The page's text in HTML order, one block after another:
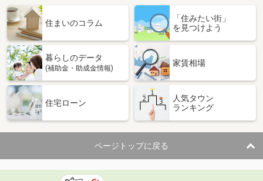
住まいのコラム
「住みたい街」
を見つけよう
暮らしのデータ
(補助金・助成金情報)
家賃相場
住宅ローン
人気タウン
ランキング
ページトップに戻る